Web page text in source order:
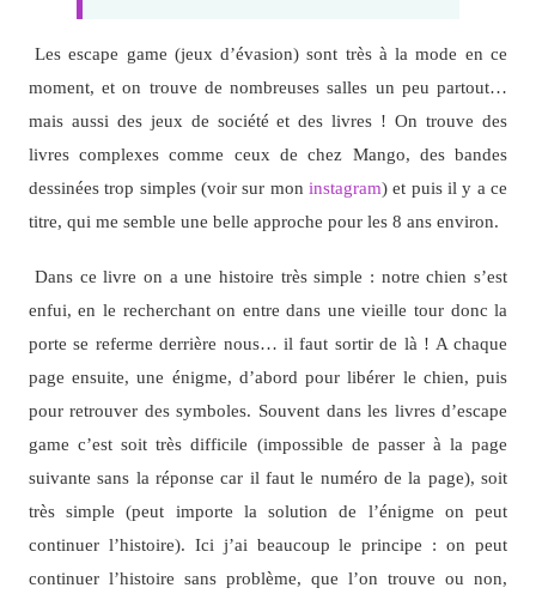
Les escape game (jeux d’évasion) sont très à la mode en ce
moment, et on trouve de nombreuses salles un peu partout…
mais aussi des jeux de société et des livres ! On trouve des
livres complexes comme ceux de chez Mango, des bandes
dessinées trop simples (voir sur mon instagram) et puis il y a ce
titre, qui me semble une belle approche pour les 8 ans environ.
Dans ce livre on a une histoire très simple : notre chien s’est
enfui, en le recherchant on entre dans une vieille tour donc la
porte se referme derrière nous… il faut sortir de là ! A chaque
page ensuite, une énigme, d’abord pour libérer le chien, puis
pour retrouver des symboles. Souvent dans les livres d’escape
game c’est soit très difficile (impossible de passer à la page
suivante sans la réponse car il faut le numéro de la page), soit
très simple (peut importe la solution de l’énigme on peut
continuer l’histoire). Ici j’ai beaucoup le principe : on peut
continuer l’histoire sans problème, que l’on trouve ou non,